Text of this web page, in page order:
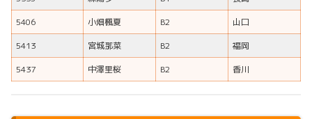
5406
小畑楓夏 B2
山口
5413
宮城那菜 B2
福岡
5437
中澤里桜 B2 香川